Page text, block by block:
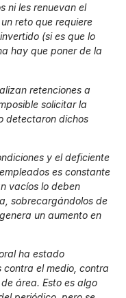
ni les renuevan el
reto que requiere
(si es que lo
hay que poner de la
retenciones a
solicitar la
detectaron dichos
y el deficiente
es constante
vacíos lo deben
sobrecargándolos de
un aumento en
ha estado
el medio, contra
área. Esto es algo